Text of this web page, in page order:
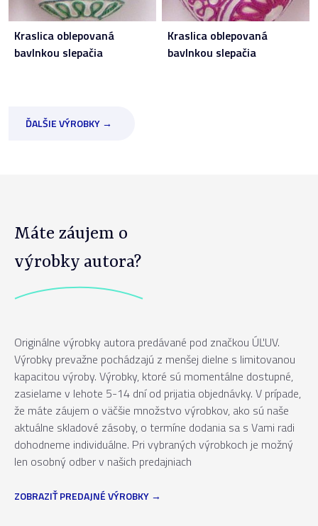
Kraslica oblepovaná
bavlnkou slepačia
Kraslica oblepovaná
bavlnkou slepačia
ĎALŠIE VÝROBKY →
Máte záujem o
výrobky autora?
Originálne výrobky autora predávané pod značkou ÚĽUV.
Výrobky prevažne pochádzajú z menšej dielne s limitovanou
kapacitou výroby. Výrobky, ktoré sú momentálne dostupné,
zasielame v lehote 5-14 dní od prijatia objednávky. V prípade,
že máte záujem o väčšie množstvo výrobkov, ako sú naše
aktuálne skladové zásoby, o termíne dodania sa s Vami radi
dohodneme individuálne. Pri vybraných výrobkoch je možný
len osobný odber v našich predajniach
ZOBRAZIŤ PREDAJNÉ VÝROBKY